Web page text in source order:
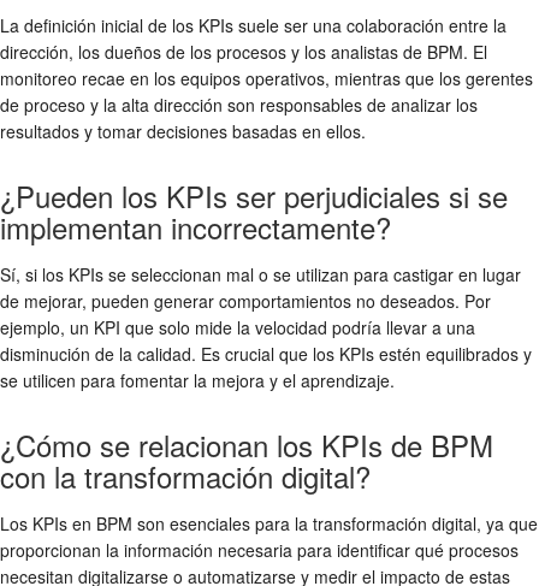
La definición inicial de los KPIs suele ser una colaboración entre la
dirección, los dueños de los procesos y los analistas de BPM. El
monitoreo recae en los equipos operativos, mientras que los gerentes
de proceso y la alta dirección son responsables de analizar los
resultados y tomar decisiones basadas en ellos.
¿Pueden los KPIs ser perjudiciales si se
implementan incorrectamente?
Sí, si los KPIs se seleccionan mal o se utilizan para castigar en lugar
de mejorar, pueden generar comportamientos no deseados. Por
ejemplo, un KPI que solo mide la velocidad podría llevar a una
disminución de la calidad. Es crucial que los KPIs estén equilibrados y
se utilicen para fomentar la mejora y el aprendizaje.
¿Cómo se relacionan los KPIs de BPM
con la transformación digital?
Los KPIs en BPM son esenciales para la transformación digital, ya que
proporcionan la información necesaria para identificar qué procesos
necesitan digitalizarse o automatizarse y medir el impacto de estas